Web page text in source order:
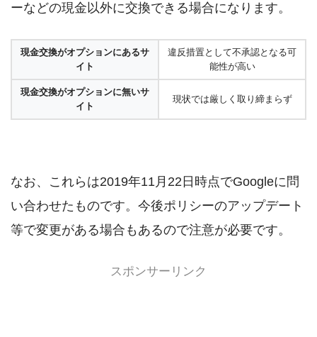
ーなどの現金以外に交換できる場合になります。
現金交換がオプションにあるサ
イト
違反措置として不承認となる可
能性が高い
現金交換がオプションに無いサ
イト
現状では厳しく取り締まらず
なお、これらは2019年11月22日時点でGoogleに問
い合わせたものです。今後ポリシーのアップデート
等で変更がある場合もあるので注意が必要です。
スポンサーリンク